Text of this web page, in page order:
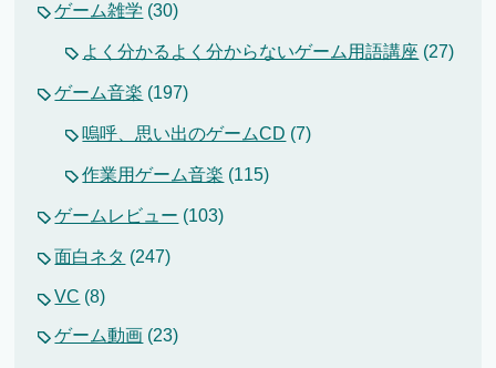
ゲーム雑学 (30)
よく分かるよく分からないゲーム用語講座 (27)
ゲーム音楽 (197)
嗚呼、思い出のゲームCD (7)
作業用ゲーム音楽 (115)
ゲームレビュー (103)
面白ネタ (247)
VC (8)
ゲーム動画 (23)